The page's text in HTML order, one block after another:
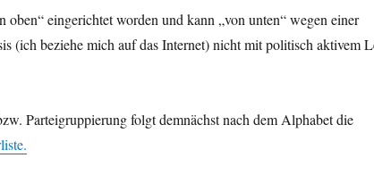
oben“ eingerichtet worden und kann „von unten“ wegen einer
(ich beziehe mich auf das Internet) nicht mit politisch aktivem
Parteigruppierung folgt demnächst nach dem Alphabet die